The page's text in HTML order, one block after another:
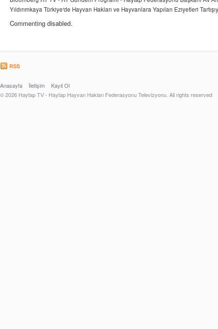
Yıldırımkaya Türkiye'de Hayvan Hakları ve Hayvanlara Yapılan Eziyetleri
Commenting disabled.
RSS
Anasayfa İletişim
Kayıt Ol
© 2026 Haytap TV - Haytap Hayvan Hakları Federasyonu Televizyonu. All rights reserved